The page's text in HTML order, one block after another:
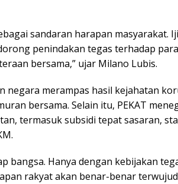
sandaran harapan masyarakat.
penindakan tegas terhadap
bersama,” ujar Milano Lubis.
negara merampas hasil kejahatan
bersama. Selain itu, PEKAT
termasuk subsidi tepat sasaran,
bangsa. Hanya dengan kebijakan
rakyat akan benar-benar